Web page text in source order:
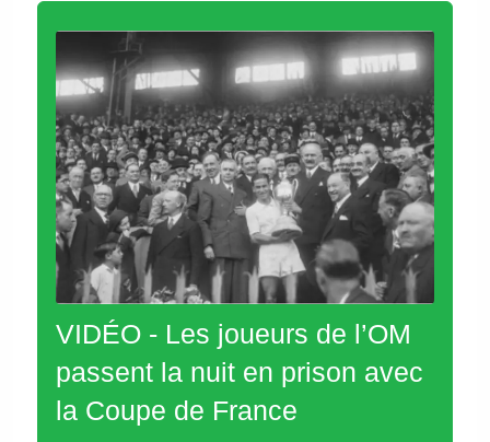
VIDÉO - Les joueurs de l’OM
passent la nuit en prison avec
la Coupe de France